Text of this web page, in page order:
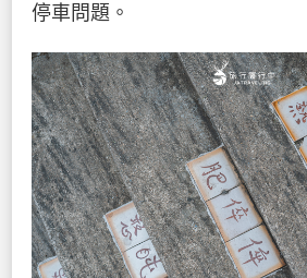
停車問題。